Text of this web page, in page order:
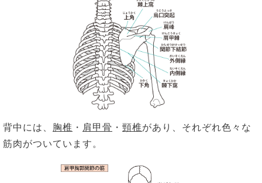
背中には、 胸椎 ・ 肩甲骨 ・ 頸椎があり、それぞれ色々な
筋肉がついています。